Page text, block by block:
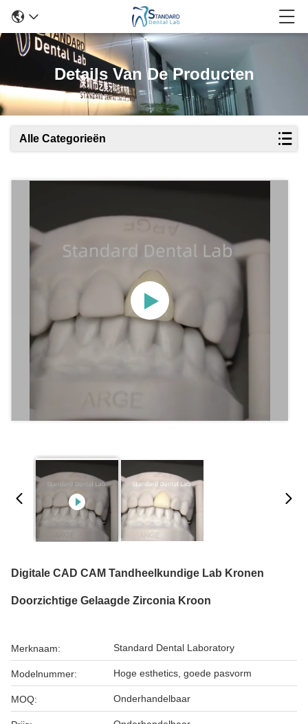
Details Van De Producten
Alle Categorieën
Digitale CAD CAM Tandheelkundige Lab Kronen
Doorzichtige Gelaagde Zirconia Kroon
Merknaam: Standard Dental Laboratory
Modelnummer: Hoge esthetics, goede pasvorm
MOQ: Onderhandelbaar